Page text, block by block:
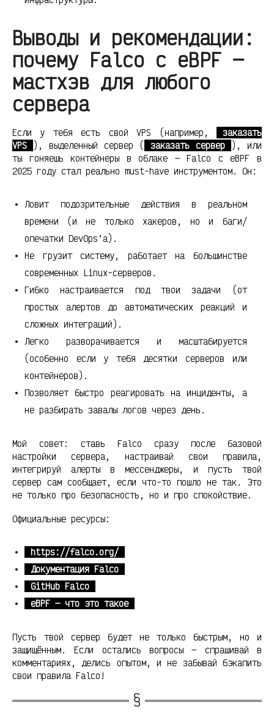
Выводы и рекомендации:
почему Falco с eBPF —
мастхэв для любого
сервера
Если у тебя есть свой VPS (например,
заказать
VPS
), выделенный сервер ( заказать сервер
), или
ты гоняешь контейнеры в облаке — Falco с eBPF в
2025 году стал реально must-have инструментом. Он:
Ловит подозрительные действия в реальном
времени (и не только хакеров, но и баги/
опечатки DevOps’а).
Не грузит систему, работает на большинстве
современных Linux-серверов.
Гибко настраивается под твои задачи (от
простых алертов до автоматических реакций и
сложных интеграций).
Легко разворачивается и масштабируется
(особенно если у тебя десятки серверов или
контейнеров).
Позволяет быстро реагировать на инциденты, а
не разбирать завалы логов через день.
Мой совет: ставь Falco сразу после базовой
настройки сервера, настраивай свои правила,
интегрируй алерты в мессенджеры, и пусть твой
сервер сам сообщает, если что-то пошло не так. Это
не только про безопасность, но и про спокойствие.
Официальные ресурсы:
https://falco.org/
Документация Falco
GitHub Falco
eBPF — что это такое
Пусть твой сервер будет не только быстрым, но и
защищённым. Если остались вопросы — спрашивай в
комментариях, делись опытом, и не забывай бэкапить
свои правила Falco!